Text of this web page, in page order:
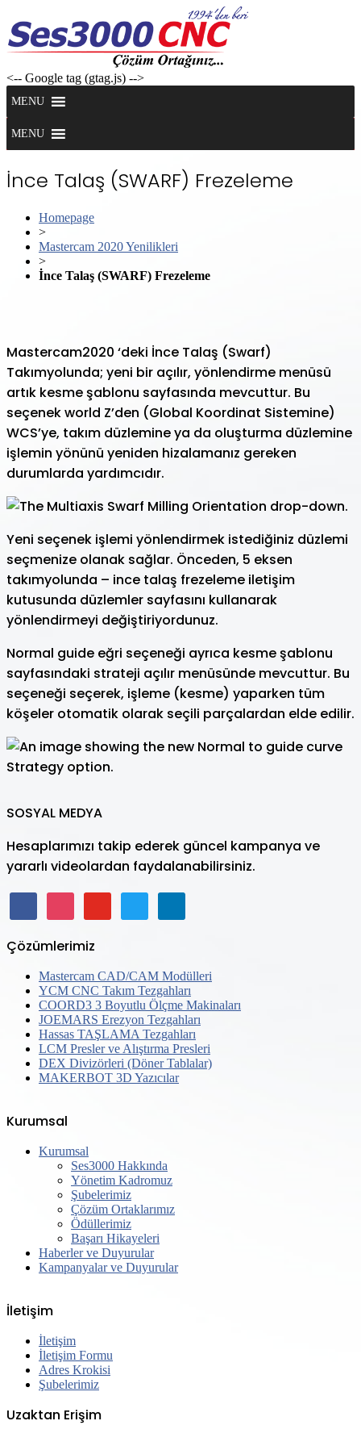
to
content
<-- Google tag (gtag.js) -->
MENU
MENU
İnce Talaş (SWARF) Frezeleme
Homepage
>
Mastercam 2020 Yenilikleri
>
İnce Talaş (SWARF) Frezeleme
Mastercam2020 ‘deki İnce Talaş (Swarf)
Takımyolunda; yeni bir açılır, yönlendirme menüsü
artık kesme şablonu sayfasında mevcuttur. Bu
seçenek world Z’den (Global Koordinat Sistemine)
WCS’ye, takım düzlemine ya da oluşturma düzlemine
işlemin yönünü yeniden hizalamanız gereken
durumlarda yardımcıdır.
Yeni seçenek işlemi yönlendirmek istediğiniz düzlemi
seçmenize olanak sağlar. Önceden, 5 eksen
takımyolunda – ince talaş frezeleme iletişim
kutusunda düzlemler sayfasını kullanarak
yönlendirmeyi değiştiriyordunuz.
Normal guide eğri seçeneği ayrıca kesme şablonu
sayfasındaki strateji açılır menüsünde mevcuttur. Bu
seçeneği seçerek, işleme (kesme) yaparken tüm
köşeler otomatik olarak seçili parçalardan elde edilir.
SOSYAL MEDYA
Hesaplarımızı takip ederek güncel kampanya ve
yararlı videolardan faydalanabilirsiniz.
facebookinstagramyoutubetwitter linkedin
Çözümlerimiz
Mastercam CAD/CAM Modülleri
YCM CNC Takım Tezgahları
COORD3 3 Boyutlu Ölçme Makinaları
JOEMARS Erezyon Tezgahları
Hassas TAŞLAMA Tezgahları
LCM Presler ve Alıştırma Presleri
DEX Divizörleri (Döner Tablalar)
MAKERBOT 3D Yazıcılar
Kurumsal
Kurumsal
Ses3000 Hakkında
Yönetim Kadromuz
Şubelerimiz
Çözüm Ortaklarımız
Ödüllerimiz
Başarı Hikayeleri
Haberler ve Duyurular
Kampanyalar ve Duyurular
İletişim
İletişim
İletişim Formu
Adres Krokisi
Şubelerimiz
Uzaktan Erişim